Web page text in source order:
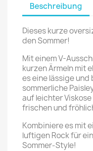
Beschreibung
Dieses kurze
den Sommer!
Mit einem V-
kurzen Ärmeln mit
es eine lässige und
sommerliche
auf leichter
frischen und
Kombiniere es mit
luftigen Rock für
Sommer-Style!